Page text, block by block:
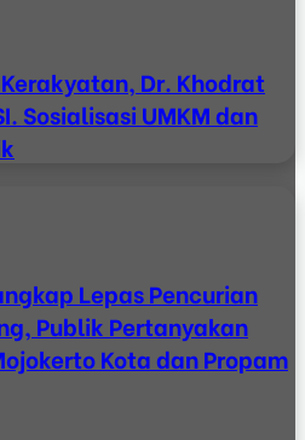
Dr. Khodrat
Sosialisasi UMKM dan
Lepas Pencurian
Publik Pertanyakan
Kota dan Propam